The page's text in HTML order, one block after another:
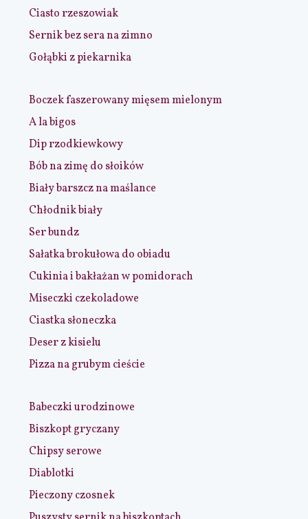
Ciasto rzeszowiak
Sernik bez sera na zimno
Gołąbki z piekarnika
Boczek faszerowany mięsem mielonym
A la bigos
Dip rzodkiewkowy
Bób na zimę do słoików
Biały barszcz na maślance
Chłodnik biały
Ser bundz
Sałatka brokułowa do obiadu
Cukinia i bakłażan w pomidorach
Miseczki czekoladowe
Ciastka słoneczka
Deser z kisielu
Pizza na grubym cieście
Babeczki urodzinowe
Biszkopt gryczany
Chipsy serowe
Diablotki
Pieczony czosnek